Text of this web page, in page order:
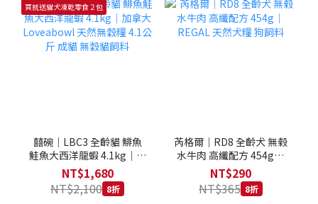
買就送貓犬凍乾零食２包
囍碗｜LBC3 全齡貓 鯡魚
鮭魚大西洋龍蝦 4.1kg｜加
拿大 Loveabowl 天然無穀
糧 4.1公斤 成貓 無穀貓飼
料
NT$1,680
NT$2,100 8折
芮格爾｜RD8 全齡犬 無榖
水牛肉 高纖配方 454g｜
REGAL 天然犬糧 狗飼料
NT$290
NT$365 8折